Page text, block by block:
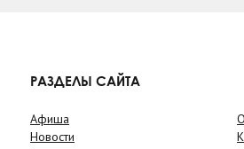
РАЗДЕЛЫ САЙТА
Афиша
Новости